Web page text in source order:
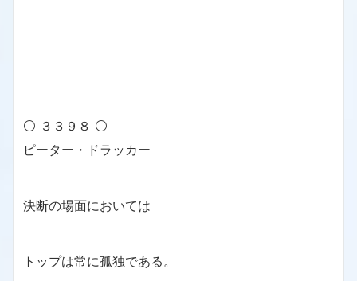
⚪ ３３９８ ⚪
ピーター・ドラッカー
決断の場面においては
トップは常に孤独である。